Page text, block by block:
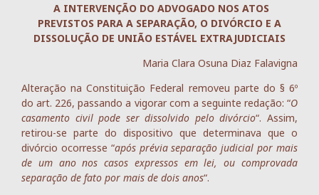
A INTERVENÇÃO DO ADVOGADO NOS ATOS
PREVISTOS PARA A SEPARAÇÃO, O DIVÓRCIO E A
DISSOLUÇÃO DE UNIÃO ESTÁVEL EXTRAJUDICIAIS
Maria Clara Osuna Diaz Falavigna
Alteração na Constituição Federal removeu parte do § 6º
do art. 226, passando a vigorar com a seguinte redação: “O
casamento civil pode ser dissolvido pelo divórcio“. Assim,
retirou-se parte do dispositivo que determinava que o
divórcio ocorresse “após prévia separação judicial por mais
de um ano nos casos expressos em lei, ou comprovada
separação de fato por mais de dois anos“.